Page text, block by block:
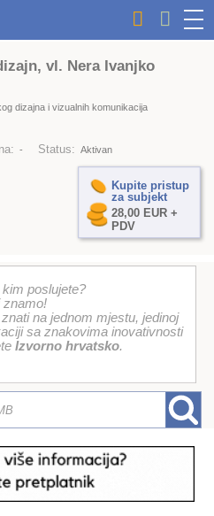
vl. Nera Ivanjko
dizajna i vizualnih komunikacija
- Status: Aktivan
Kupite pristup
za subjekt
28,00 EUR +
PDV
kim poslujete?
znamo!
na jednom mjestu, jedinoj
sa znakovima inovativnosti
Izvorno hrvatsko.